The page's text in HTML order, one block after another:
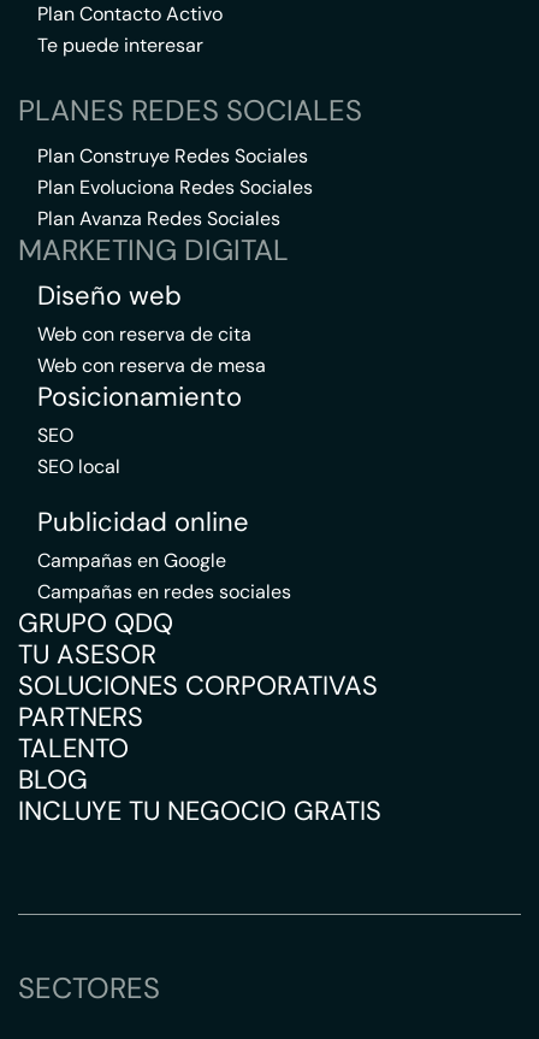
Plan Contacto Activo
Te puede interesar
PLANES REDES SOCIALES
Plan Construye Redes Sociales
Plan Evoluciona Redes Sociales
Plan Avanza Redes Sociales
MARKETING DIGITAL
Diseño web
Web con reserva de cita
Web con reserva de mesa
Posicionamiento
SEO
SEO local
Publicidad online
Campañas en Google
Campañas en redes sociales
GRUPO QDQ
TU ASESOR
SOLUCIONES CORPORATIVAS
PARTNERS
TALENTO
BLOG
INCLUYE TU NEGOCIO GRATIS
SECTORES